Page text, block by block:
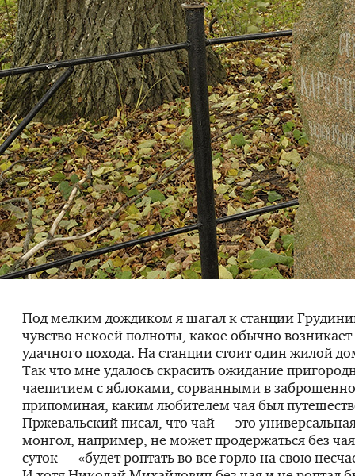
Под мелким дождиком я шагал к станции
чувство некоей полноты, какое обычно
удачного похода. На станции стоит один жилой
Так что мне удалось скрасить ожидание
чаепитием с яблоками, сорванными в
припоминая, каким любителем чая был
Пржевальский писал, что чай — это
монгол, например, не может продержаться без
суток — «будет роптать во все горло на свою